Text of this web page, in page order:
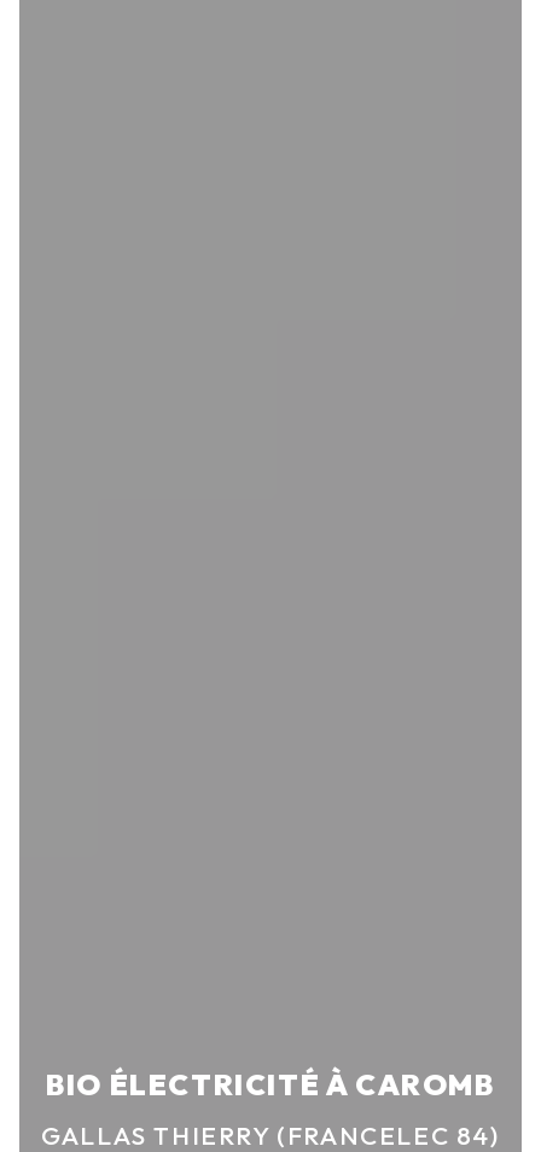
BIO ÉLECTRICITÉ À CAROMB
GALLAS THIERRY (FRANCELEC 84)